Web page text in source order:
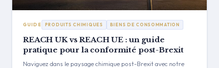
GUIDE PRODUITS CHIMIQUES BIENS DE CONSOMMATION
REACH UK vs REACH UE : un guide
pratique pour la conformité post-Brexit
Naviguez dans le paysage chimique post-Brexit avec notre